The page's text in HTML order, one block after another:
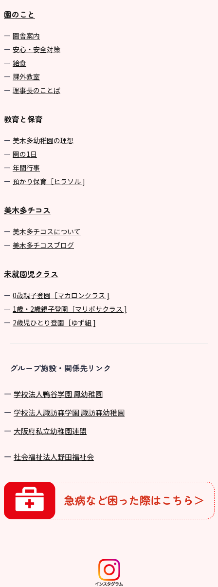
園のこと
園舎案内
安心・安全対策
給食
課外教室
理事長のことば
教育と保育
美⽊多幼稚園の理想
園の1⽇
年間⾏事
預かり保育［ヒラソル ]
美木多チコス
美⽊多チコスについて
美⽊多チコスブログ
未就園児クラス
0歳親子登園［マカロンクラス ]
1歳・2歳親子登園［マリポサクラス ]
2歳児ひとり登園［ゆず組 ]
グループ施設・関係先リンク
学校法⼈鴨⾕学園 鳳幼稚園
学校法⼈諏訪森学園 諏訪森幼稚園
⼤阪府私⽴幼稚園連盟
社会福祉法人野田福祉会
学校法⼈諏訪森学園 諏訪森幼稚
園
⼤阪府私⽴幼稚園連盟
社会福祉法人野田福祉会